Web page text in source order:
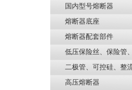
国内型号熔断器
熔断器底座
熔断器配套部件
低压保险丝、保险管
二极管、可控硅、整
高压熔断器